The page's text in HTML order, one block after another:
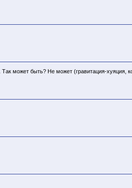
может быть? Не может (гравитация-хуяция,